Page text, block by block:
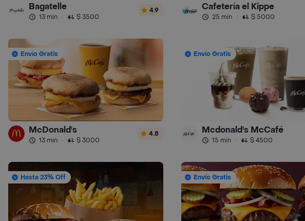
Bagatelle
13 min · $ 3500
4.9 Cafetería el Kippe
25 min · $ 5000
Envío Gratis
McDonald's
13 min · $ 3000
4.8
Envío Gratis
Mcdonald's McCafé
15 min · $ 4500
Hasta 23% Off Envío Gratis